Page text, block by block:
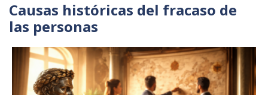
Causas históricas del fracaso de
las personas